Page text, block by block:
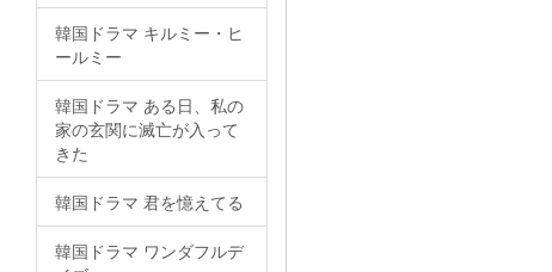
韓国ドラマ キルミー・ヒ
ールミー
韓国ドラマ ある日、私の
家の玄関に滅亡が入って
きた
韓国ドラマ 君を憶えてる
韓国ドラマ ワンダフルデ